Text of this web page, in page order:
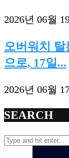
2026년 06월
오버워치
으로, 17일...
2026년 06월
SEARCH